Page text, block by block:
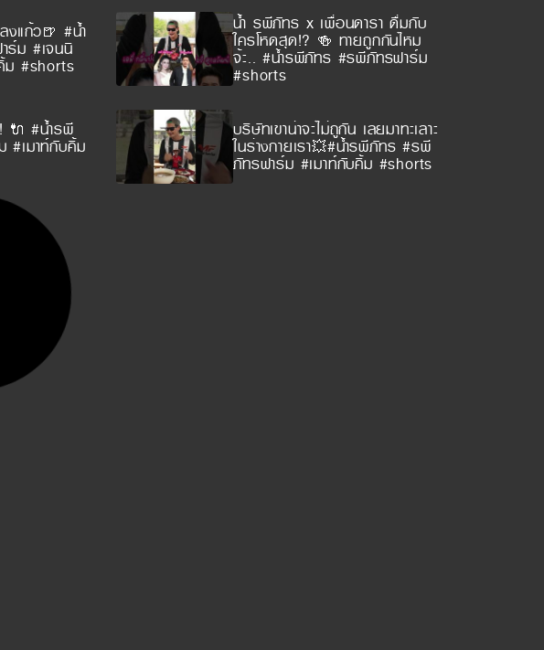
งแก้ว🍺 #น้ำ
ม #เจนนิ
ม #shorts
น้ำ รพีภัทร x เพื่อนดารา ดื่มกับ
ใครโหดสุด!? 🍻 ทายถูกกันไหม
จ้ะ.. #น้ำรพีภัทร #รพีภัทรฟาร์ม
#shorts
! 🔌 #น้ำรพี
#เมาท์กับคิ้ม
บริษัทเขาน่าจะไม่ถูกัน เลยมาทะเลาะ
ในร่างกายเรา💥#น้ำรพีภัทร #รพี
ภัทรฟาร์ม #เมาท์กับคิ้ม #shorts